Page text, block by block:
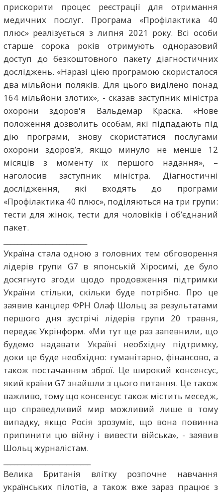
прискорити процес реєстрації для отримання
медичних послуг. Програма «Профілактика 40
плюс» реалізується з липня 2021 року. Всі особи
старше сорока років отримують одноразовий
доступ до безкоштовного пакету діагностичних
досліджень. «Наразі цією програмою скористалося
два мільйони поляків. Для цього виділено понад
164 мільйони злотих», - сказав заступник міністра
охорони здоров'я Вальдемар Краска. «Нове
положення дозволить особам, які підпадають під
дію програми, знову скористатися послугами
охорони здоров’я, якщо минуло не менше 12
місяців з моменту їх першого надання», –
наголосив заступник міністра. Діагностичні
дослідження, які входять до програми
«Профілактика 40 плюс», поділяються на три групи:
тести для жінок, тести для чоловіків і об’єднаний
пакет.
Україна стала одною з головних тем обговорення
лідерів групи G7 в японській Хіросимі, де було
досягнуто згоди щодо продовження підтримки
України стільки, скільки буде потрібно. Про це
заявив канцлер ФРН Олаф Шольц за результатами
першого дня зустрічі лідерів групи 20 травня,
передає Укрінформ. «Ми тут ще раз запевнили, що
будемо надавати Україні необхідну підтримку,
доки це буде необхідно: гуманітарно, фінансово, а
також постачанням зброї. Це широкий консенсус,
який країни G7 знайшли з цього питання. Це також
важливо, тому що консенсус також містить меседж,
що справедливий мир можливий лише в тому
випадку, якщо Росія зрозуміє, що вона повинна
припинити цю війну і вивести війська», - заявив
Шольц журналістам.
Велика Британія влітку розпочне навчання
українських пілотів, а також вже зараз працює з